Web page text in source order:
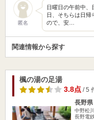
匿名
日曜日の午前中、
日、そちらは日帰
ので、安…
関連情報から探す
楓の湯の足湯
3.8点/ 5
長野
中野松
長野電